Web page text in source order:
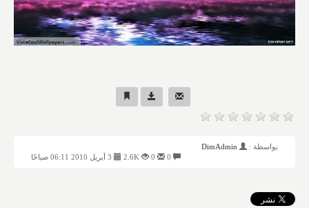
بواسطة :
DimAdmin
2.6K